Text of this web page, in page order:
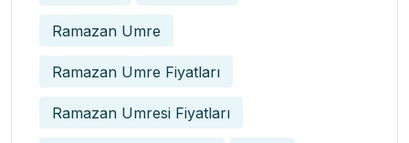
Ramazan Umre
Ramazan Umre Fiyatları
Ramazan Umresi Fiyatları